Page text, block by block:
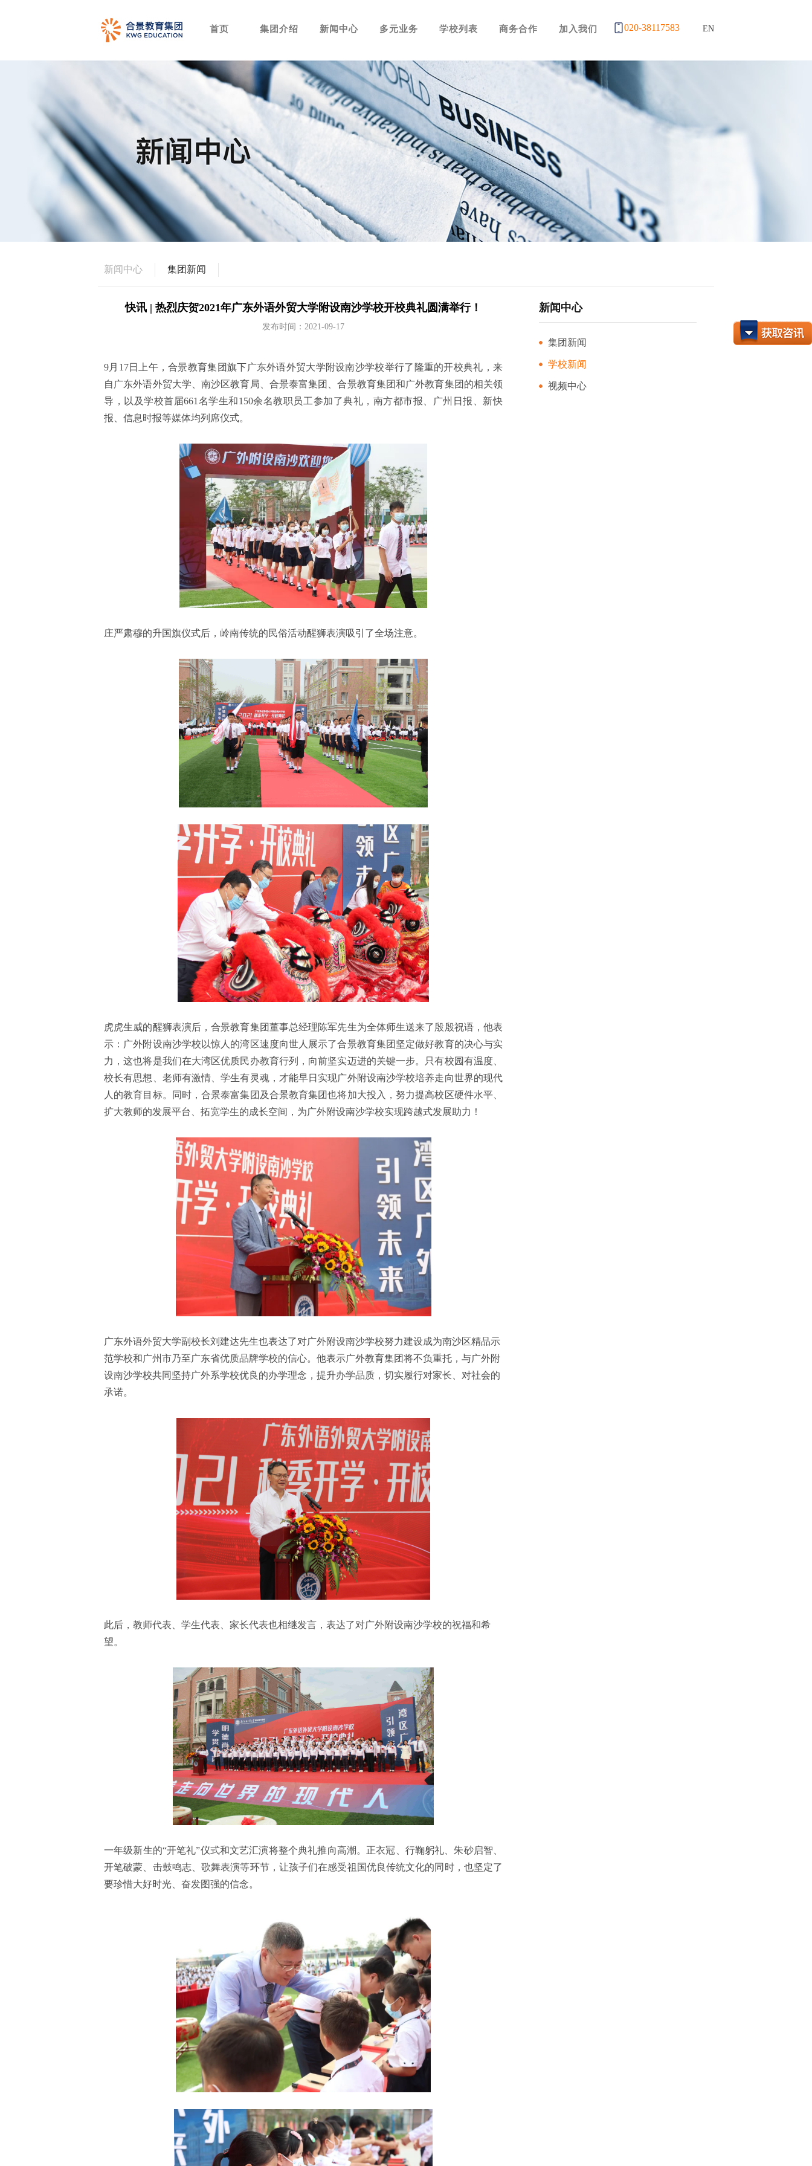
首页 集团介绍 新闻中心 多元业务 学校列表 商务合作 加入我们 EN
020-38117583
新闻中心 集团新闻
快讯 | 热烈庆贺2021年广东外语外贸大学附设南沙学校开校典礼圆满举行！
发布时间：2021-09-17
9月17日上午，合景教育集团旗下广东外语外贸大学附设南沙学校举行了隆重的开校典礼，来
自广东外语外贸大学、南沙区教育局、合景泰富集团、合景教育集团和广外教育集团的相关领
导，以及学校首届661名学生和150余名教职员工参加了典礼，南方都市报、广州日报、新快
报、信息时报等媒体均列席仪式。
庄严肃穆的升国旗仪式后，岭南传统的民俗活动醒狮表演吸引了全场注意。
虎虎生威的醒狮表演后，合景教育集团董事总经理陈军先生为全体师生送来了殷殷祝语，他表
示：广外附设南沙学校以惊人的湾区速度向世人展示了合景教育集团坚定做好教育的决心与实
力，这也将是我们在大湾区优质民办教育行列，向前坚实迈进的关键一步。只有校园有温度、
校长有思想、老师有激情、学生有灵魂，才能早日实现广外附设南沙学校培养走向世界的现代
人的教育目标。同时，合景泰富集团及合景教育集团也将加大投入，努力提高校区硬件水平、
扩大教师的发展平台、拓宽学生的成长空间，为广外附设南沙学校实现跨越式发展助力！
广东外语外贸大学副校长刘建达先生也表达了对广外附设南沙学校努力建设成为南沙区精品示
范学校和广州市乃至广东省优质品牌学校的信心。他表示广外教育集团将不负重托，与广外附
设南沙学校共同坚持广外系学校优良的办学理念，提升办学品质，切实履行对家长、对社会的
承诺。
此后，教师代表、学生代表、家长代表也相继发言，表达了对广外附设南沙学校的祝福和希
望。
一年级新生的“开笔礼”仪式和文艺汇演将整个典礼推向高潮。正衣冠、行鞠躬礼、朱砂启智、
开笔破蒙、击鼓鸣志、歌舞表演等环节，让孩子们在感受祖国优良传统文化的同时，也坚定了
要珍惜大好时光、奋发图强的信念。
新闻中心
集团新闻
学校新闻
视频中心